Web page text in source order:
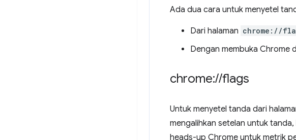
Ada dua cara untuk menyetel
Dari halaman chrome://
Dengan membuka Chrome
chrome://flags
Untuk menyetel tanda dari
mengalihkan setelan untuk
heads-up Chrome untuk metrik